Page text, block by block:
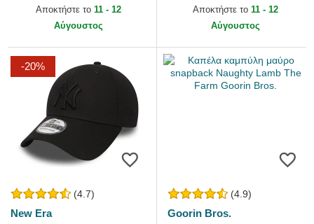
Αποκτήστε το 11 - 12
Αύγουστος
από New Era
Αποκτήστε το 11 - 12
Αύγουστος
-20%
(4.7)
New Era
(4.9)
Goorin Bros.